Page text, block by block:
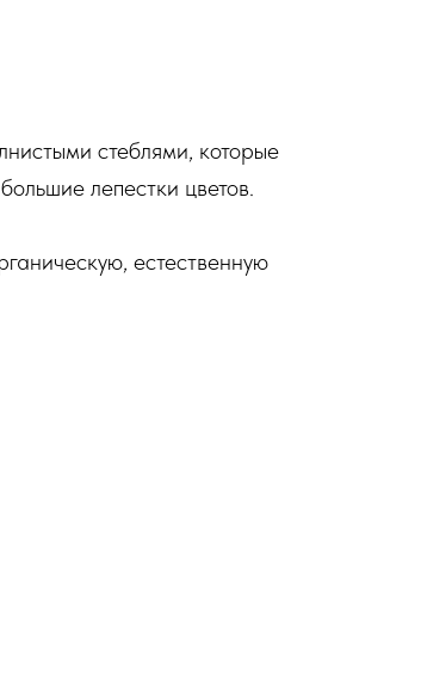
стеблями, которые
лепестки цветов.
естественную